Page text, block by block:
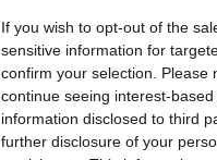
If you wish to opt-out of the
sensitive information for
confirm your selection. Please
continue seeing interest-
information disclosed to third
further disclosure of your
Αναλυτικά